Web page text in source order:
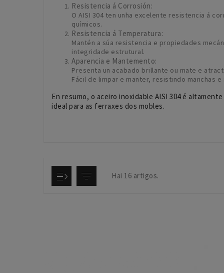
Resistencia á Corrosión:
O AISI 304 ten unha excelente resistencia á
químicos.
Resistencia á Temperatura:
Mantén a súa resistencia e propiedades
integridade estrutural.
Aparencia e Mantemento:
Presenta un acabado brillante ou mate e
Fácil de limpar e manter, resistindo manchas
En resumo, o aceiro inoxidable AISI 304 é
ideal para as ferraxes dos mobles.
Hai 16 artigos.